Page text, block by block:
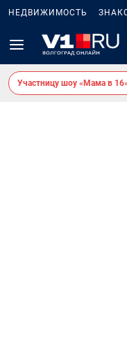
НЕДВИЖИМОСТЬ
Участницу шоу «Мама в